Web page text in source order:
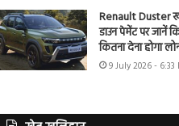
Renault Duster
डाउन पेमेंट पर जानें
कितना देना होगा
9 July 2026 - 6:33